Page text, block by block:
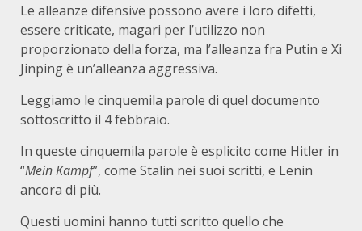
Le alleanze difensive possono avere i loro difetti,
essere criticate, magari per l’utilizzo non
proporzionato della forza, ma l’alleanza fra Putin e Xi
Jinping è un’alleanza aggressiva.
Leggiamo le cinquemila parole di quel documento
sottoscritto il 4 febbraio.
In queste cinquemila parole è esplicito come Hitler in
“Mein Kampf”, come Stalin nei suoi scritti, e Lenin
ancora di più.
Questi uomini hanno tutti scritto quello che